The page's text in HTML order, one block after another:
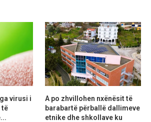
virusi i
të
A po zhvillohen nxënësit të
barabartë përballë dallimeve
etnike dhe shkollave ku